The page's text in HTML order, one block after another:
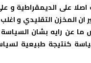
اصلا على الديمقراطية و
داخل المجتمع الامازيغي قبل دخول الاستعمار الفرنسي لبلادنا
عن رايه بشان السياسة
كنتيجة طبيعية